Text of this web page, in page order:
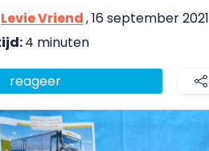
Levie Vriend, 16 september 2021
4 minuten
reageer